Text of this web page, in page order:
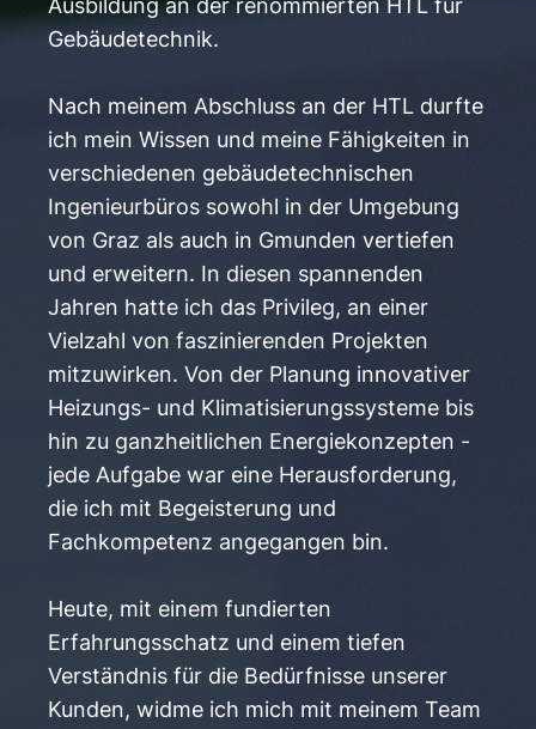
Ausbildung an der renommierten HTL für
Gebäudetechnik.
Nach meinem Abschluss an der HTL durfte
ich mein Wissen und meine Fähigkeiten in
verschiedenen gebäudetechnischen
Ingenieurbüros sowohl in der Umgebung
von Graz als auch in Gmunden vertiefen
und erweitern. In diesen spannenden
Jahren hatte ich das Privileg, an einer
Vielzahl von faszinierenden Projekten
mitzuwirken. Von der Planung innovativer
Heizungs- und Klimatisierungssysteme bis
hin zu ganzheitlichen Energiekonzepten -
jede Aufgabe war eine Herausforderung,
die ich mit Begeisterung und
Fachkompetenz angegangen bin.
Heute, mit einem fundierten
Erfahrungsschatz und einem tiefen
Verständnis für die Bedürfnisse unserer
Kunden, widme ich mich mit meinem Team